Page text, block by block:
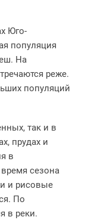
Юго-
популяция
На
реже.
популяций
так и в
прудах и
в
сезона
и рисовые
По
в реки.